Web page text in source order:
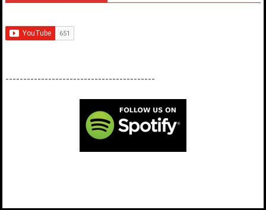
------------------------------------------